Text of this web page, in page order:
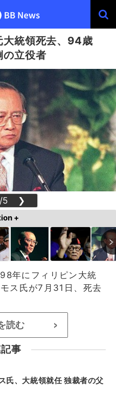
大統領死去、94歳
の立役者
5 ❯
+
年にフィリピン大統
ス氏が7月31日、死去
読む >
事
氏、大統領就任 独裁者の父